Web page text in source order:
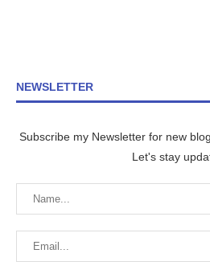
NEWSLETTER
Subscribe my Newsletter for new
Let's stay